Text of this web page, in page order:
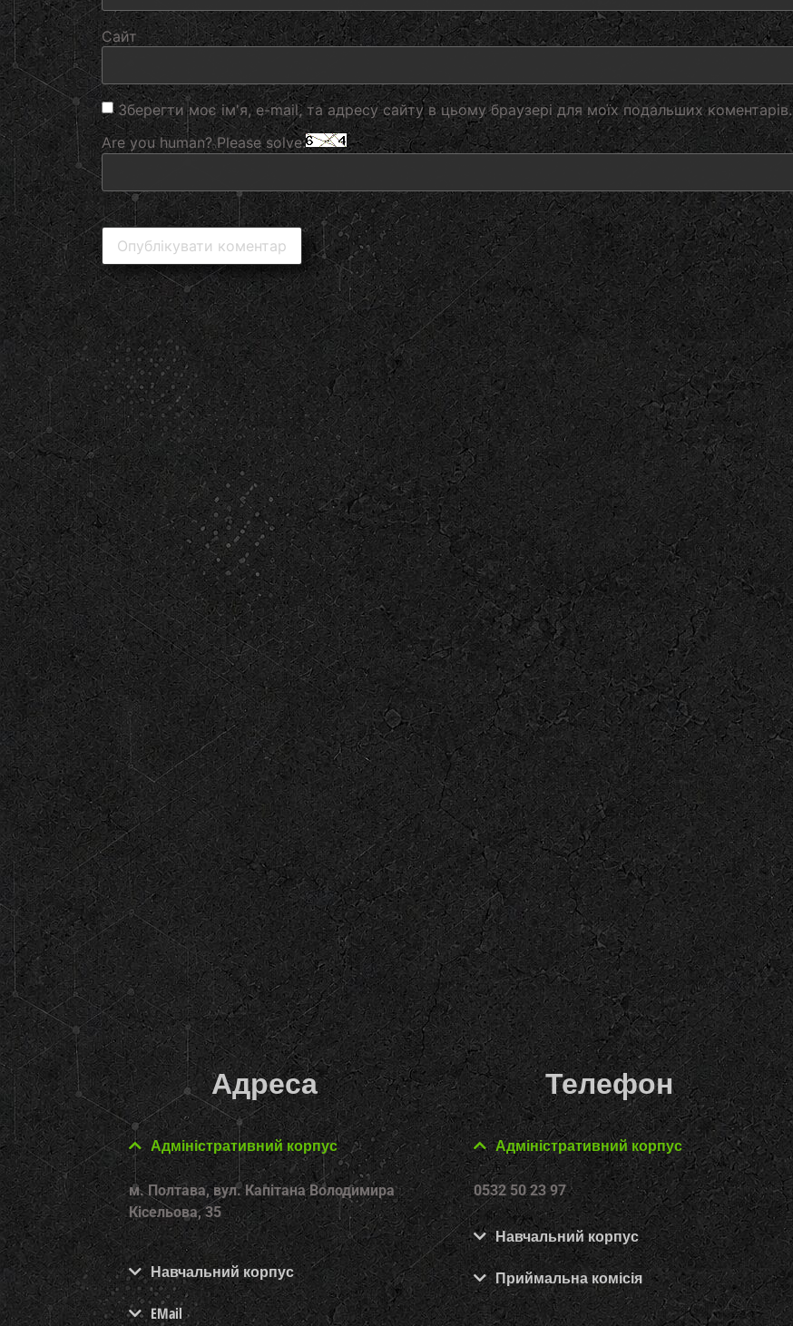
Сайт
Зберегти моє ім'я, e-mail, та адресу сайту в цьому браузері для моїх подальших коментарів.
Are you human? Please solve:
Адреса
Адміністративний корпус
м. Полтава, вул. Капітана Володимира
Кісельова, 35
Навчальний корпус
EMail
Телефон
Адміністративний корпус
0532 50 23 97
Навчальний корпус
Приймальна комісія